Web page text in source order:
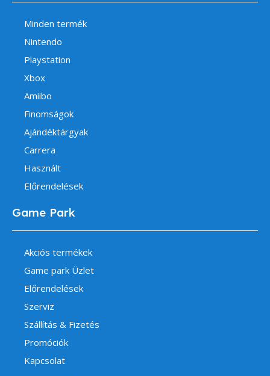
Minden termék
Nintendo
Playstation
Xbox
Amiibo
Finomságok
Ajándéktárgyak
Carrera
Használt
Előrendelések
Game Park
Akciós termékek
Game park Üzlet
Előrendelések
Szerviz
Szállítás & Fizetés
Promóciók
Kapcsolat